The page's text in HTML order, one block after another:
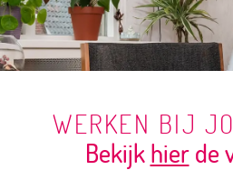
WERKEN BIJ
Bekijkhierde